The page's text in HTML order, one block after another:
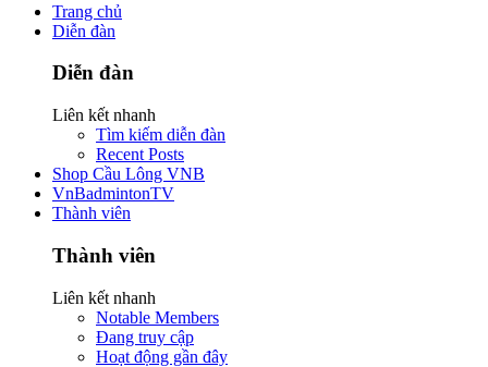
Trang chủ
Diễn đàn
Diễn đàn
Liên kết nhanh
Tìm kiếm diễn đàn
Recent Posts
Shop Cầu Lông VNB
VnBadmintonTV
Thành viên
Thành viên
Liên kết nhanh
Notable Members
Đang truy cập
Hoạt động gần đây